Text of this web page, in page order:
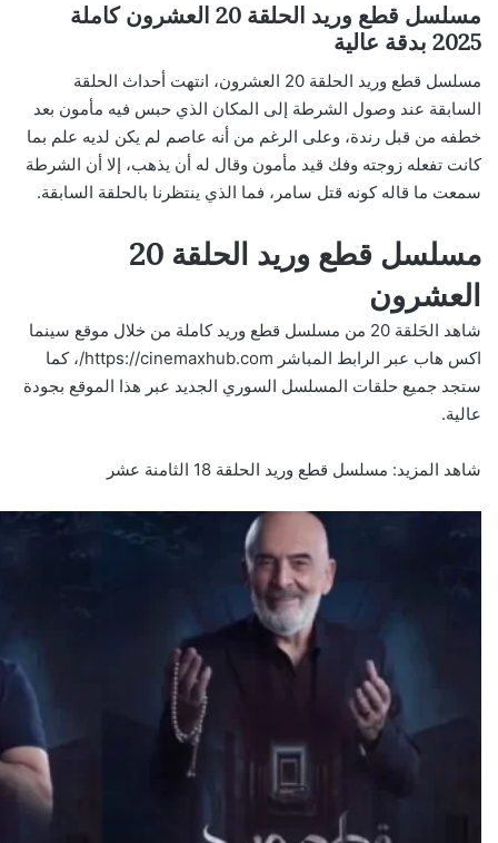
مسلسل قطع وريد الحلقة 20 العشرون كاملة
2025 بدقة عالية
مسلسل قطع وريد الحلقة 20 العشرون، انتهت أحداث الحلقة
السابقة عند وصول الشرطة إلى المكان الذي حبس فيه مأمون بعد
خطفه من قبل رندة، وعلى الرغم من أنه عاصم لم يكن لديه علم بما
كانت تفعله زوجته وفك قيد مأمون وقال له أن يذهب، إلا أن الشرطة
سمعت ما قاله كونه قتل سامر، فما الذي ينتظرنا بالحلقة السابقة.
مسلسل قطع وريد الحلقة 20
العشرون
شاهد الحَلقة 20 من مسلسل قطع وريد كاملة من خلال موقع سينما
اكس هاب عبر الرابط المباشر https://cinemaxhub.com/ ، كما
ستجد جميع حلقات المسلسل السوري الجديد عبر هذا الموقع بجودة
عالية.
شاهد المزيد: مسلسل قطع وريد الحلقة 18 الثامنة عشر